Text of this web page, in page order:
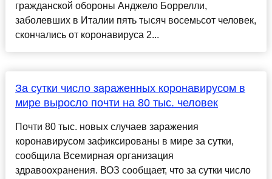
гражданской обороны Анджело Боррелли,
заболевших в Италии пять тысяч восемьсот человек,
скончались от коронавируса 2...
За сутки число зараженных коронавирусом в
мире выросло почти на 80 тыс. человек
Почти 80 тыс. новых случаев заражения
коронавирусом зафиксированы в мире за сутки,
сообщила Всемирная организация
здравоохранения. ВОЗ сообщает, что за сутки число